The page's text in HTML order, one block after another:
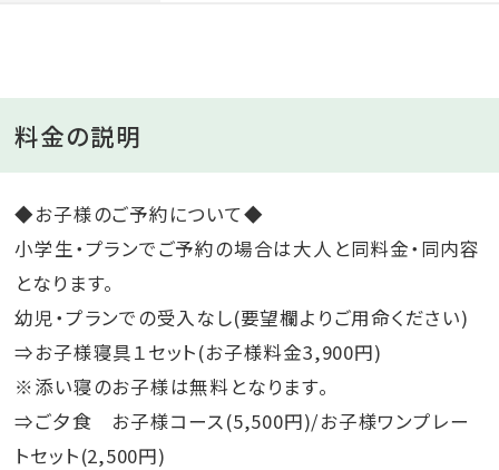
料金の説明
◆お子様のご予約について◆
小学生・プランでご予約の場合は大人と同料金・同内容
となります。
幼児・プランでの受入なし(要望欄よりご用命ください)
⇒お子様寝具１セット(お子様料金3,900円)
※添い寝のお子様は無料となります。
⇒ご夕食 お子様コース(5,500円)/お子様ワンプレー
トセット(2,500円)